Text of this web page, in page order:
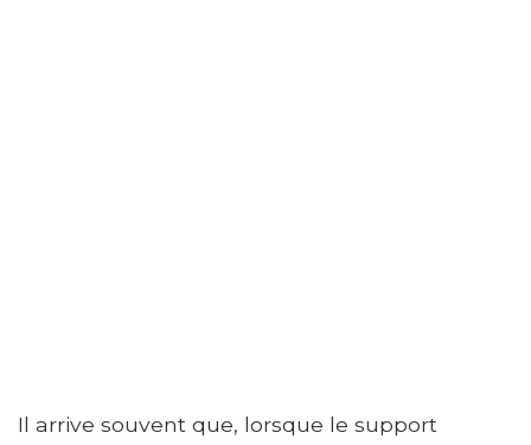
Il arrive souvent que, lorsque le support